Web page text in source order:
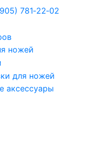
781‑22‑02
ножей
для ножей
аксессуары